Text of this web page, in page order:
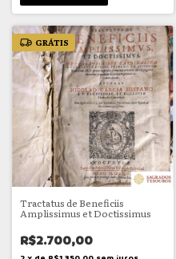
GRÁTIS
Tractatus de Beneficiis
Amplissimus et Doctissimus
R$2.700,00